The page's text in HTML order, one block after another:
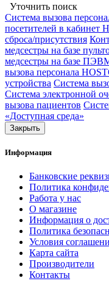
Уточнить поиск
Cистема вызова
посетителей в кабинет
сброса/присутствия
медсестры на базе
медсестры на базе
вызова персонала
устройства Система
Система электронной
вызова пациентов
«Доступная среда»
Закрыть
Информация
Банковские
Политика
Работа у нас
О магазине
Информация о
Политика
Условия
Карта сайта
Производители
Контакты